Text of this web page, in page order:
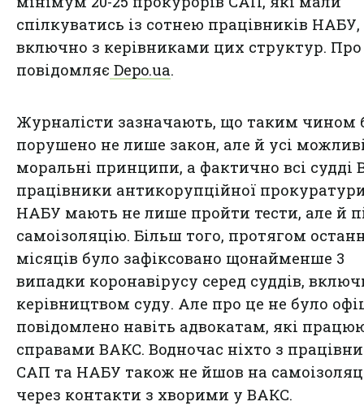
спілкуватись із сотнею працівників НАБУ,
включно з керівниками цих структур.
повідомляє Depo.ua.
Журналісти зазначають, що таким чином
порушено не лише закон, але й усі
моральні принципи, а фактично всі судді
працівники антикорупційної
НАБУ мають не лише пройти тести, але й
самоізоляцію. Більш того, протягом
місяців було зафіксовано щонайменше 3
випадки коронавірусу серед суддів,
керівництвом суду. Але про це не було
повідомлено навіть адвокатам, які
справами ВАКС. Водночас ніхто з
САП та НАБУ також не йшов на
через контакти з хворими у ВАКС.